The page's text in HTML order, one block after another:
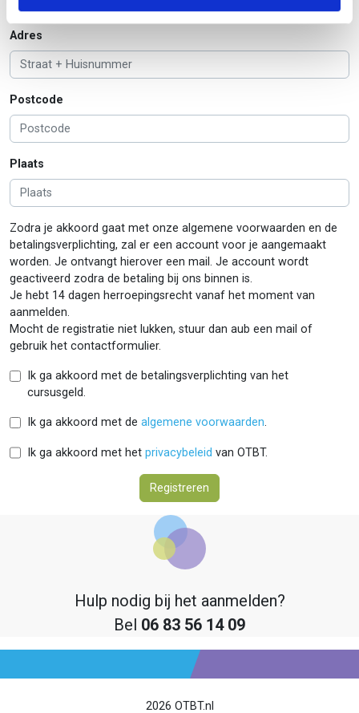
Adres
Postcode
Plaats
Zodra je akkoord gaat met onze algemene voorwaarden en de
betalingsverplichting, zal er een account voor je aangemaakt
worden. Je ontvangt hierover een mail. Je account wordt
geactiveerd zodra de betaling bij ons binnen is.
Je hebt 14 dagen herroepingsrecht vanaf het moment van
aanmelden.
Mocht de registratie niet lukken, stuur dan aub een mail of
gebruik het contactformulier.
Ik ga akkoord met de betalingsverplichting van het
cursusgeld.
Ik ga akkoord met de algemene voorwaarden.
Ik ga akkoord met het privacybeleid van OTBT.
Registreren
Hulp nodig bij het aanmelden?
Bel 06 83 56 14 09
2026 OTBT.nl